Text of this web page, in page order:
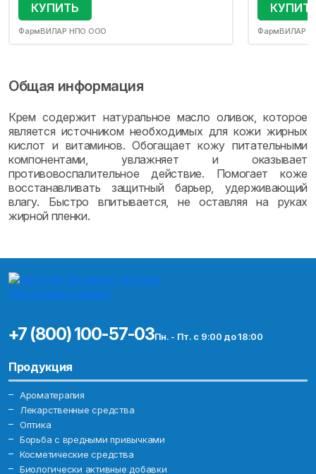
КУПИТЬ
ФармВИЛАР НПО ООО ФармВИЛАР
Общая информация
Крем содержит натуральное масло оливок, которое
является источником необходимых для кожи жирных
кислот и витаминов. Обогащает кожу питательными
компонентами, увлажняет и оказывает
противовоспалительное действие. Помогает коже
восстанавливать защитный барьер, удерживающий
влагу. Быстро впитывается, не оставляя на руках
жирной пленки.
+7 (800) 100-57-03Пн. - Пт. с 9:00 до 18:00
Продукция
Ароматерапия
Лекарственные средства
Оптика
Борьба с вредными привычками
Косметические средства
Биологически активные добавки